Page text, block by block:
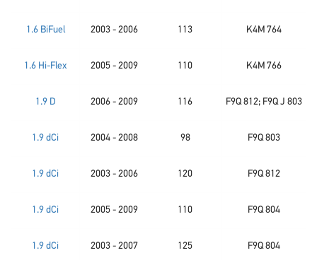
1.6 BiFuel 2003 - 2006 113 K4M 764
1.6 Hi-Flex 2005 - 2009 110 K4M 766
1.9 D 2006 - 2009 116 F9Q 812; F9Q J 803
1.9 dCi 2004 - 2008 98 F9Q 803
1.9 dCi 2003 - 2006 120 F9Q 812
1.9 dCi 2005 - 2009 110 F9Q 804
1.9 dCi 2003 - 2007 125 F9Q 804